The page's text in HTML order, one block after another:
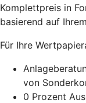
Komplettpreis in
basierend auf
Für Ihre
von
0 Prozent